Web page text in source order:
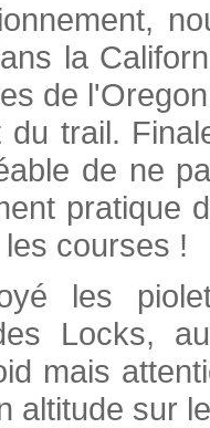
la
de
du trail.
de ne
pratique
courses !
les
Locks,
mais
altitude sur